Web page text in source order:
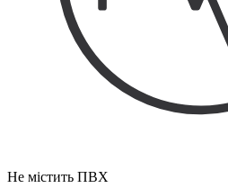
Не містить ПВХ